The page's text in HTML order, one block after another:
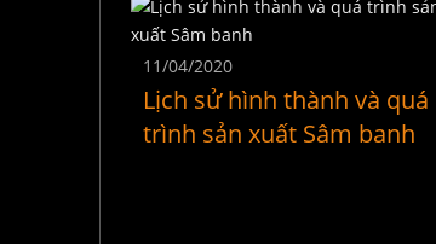
11/04/2020
Lịch sử hình thành và quá
trình sản xuất Sâm banh